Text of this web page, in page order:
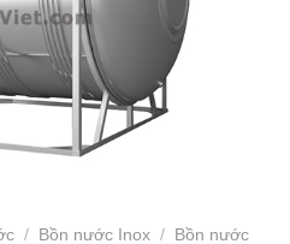
/ Bồn nước Inox / Bồn nước